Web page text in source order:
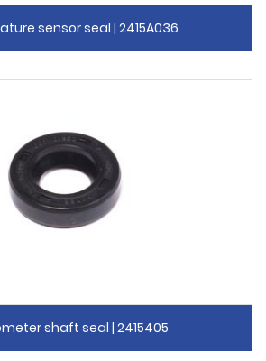
sensor seal | 2415A036
shaft seal | 2415405